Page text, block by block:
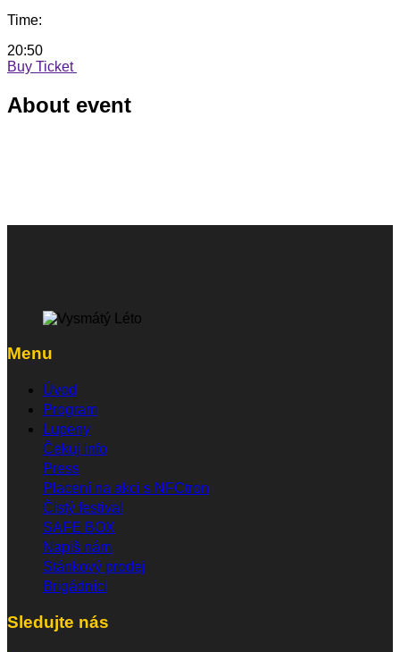
Time:
20:50
Buy Ticket
About event
Menu
Úvod
Program
Lupeny
Čekuj info
Press
Placení na akci s NFCtron
Čistý festival
SAFE BOX
Napiš nám
Stánkový prodej
Brigádníci
Sledujte nás